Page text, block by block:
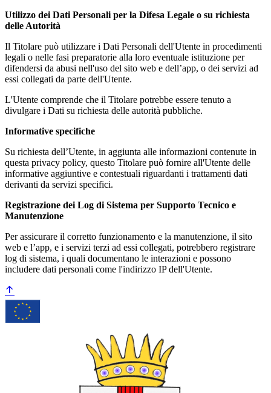
Utilizzo dei Dati Personali per la Difesa Legale o su richiesta
delle Autorità
Il Titolare può utilizzare i Dati Personali dell'Utente in procedimenti
legali o nelle fasi preparatorie alla loro eventuale istituzione per
difendersi da abusi nell'uso del sito web e dell’app, o dei servizi ad
essi collegati da parte dell'Utente.
L'Utente comprende che il Titolare potrebbe essere tenuto a
divulgare i Dati su richiesta delle autorità pubbliche.
Informative specifiche
Su richiesta dell’Utente, in aggiunta alle informazioni contenute in
questa privacy policy, questo Titolare può fornire all'Utente delle
informative aggiuntive e contestuali riguardanti i trattamenti dati
derivanti da servizi specifici.
Registrazione dei Log di Sistema per Supporto Tecnico e
Manutenzione
Per assicurare il corretto funzionamento e la manutenzione, il sito
web e l’app, e i servizi terzi ad essi collegati, potrebbero registrare
log di sistema, i quali documentano le interazioni e possono
includere dati personali come l'indirizzo IP dell'Utente.